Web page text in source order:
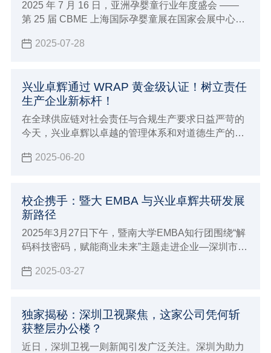
2025 年 7 月 16 日，亚洲孕婴童行业年度盛会 ——
第 25 届 CBME 上海国际孕婴童展在国家会展中心
爱洁施亮相5-1E38 展位，携全系列创新产品与行业前
2025-07-28
兴业卓辉通过 WRAP 黄金级认证！树立责任
生产企业新标杆！
在全球供应链对社会责任与合规生产要求日益严苛的
今天，兴业卓辉以卓越的管理体系和对道德生产的坚
Accredited Production）黄金级认证！
2025-06-20
校企携手：暨大 EMBA 与兴业卓辉共研发展
新路径
2025年3月27日下午，暨南大学EMBA知行团围绕“解
码科技密码，赋能商业未来”主题走进企业—深圳市兴
2025-03-27
独家揭秘：深圳卫视聚焦，这家公司凭何斩
获整层办公楼？
近日，深圳卫视一则新闻引发广泛关注。深圳为助力